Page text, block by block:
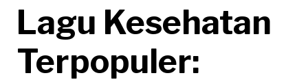
Lagu Kesehatan
Terpopuler: